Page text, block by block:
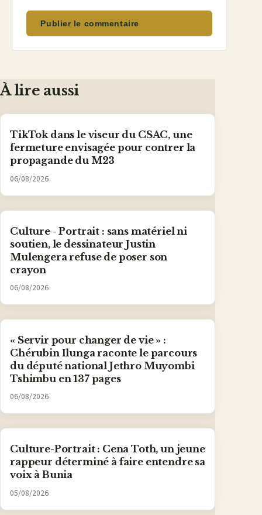
Publier le commentaire
À lire aussi
TikTok dans le viseur du CSAC, une
fermeture envisagée pour contrer la
propagande du M23
06/08/2026
Culture - Portrait : sans matériel ni
soutien, le dessinateur Justin
Mulengera refuse de poser son
crayon
06/08/2026
« Servir pour changer de vie » :
Chérubin Ilunga raconte le parcours
du député national Jethro Muyombi
Tshimbu en 137 pages
06/08/2026
Culture-Portrait : Cena Toth, un jeune
rappeur déterminé à faire entendre sa
voix à Bunia
05/08/2026